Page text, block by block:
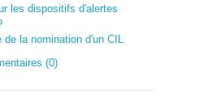
les dispositifs d'alertes
de la nomination d'un CIL
(0)